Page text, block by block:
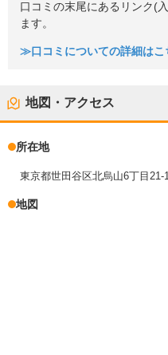
口コミの末尾にあるリンク(
ます。
≫口コミについての詳細はこ
地図・アクセス
所在地
東京都世田谷区北烏山6丁目21-
地図